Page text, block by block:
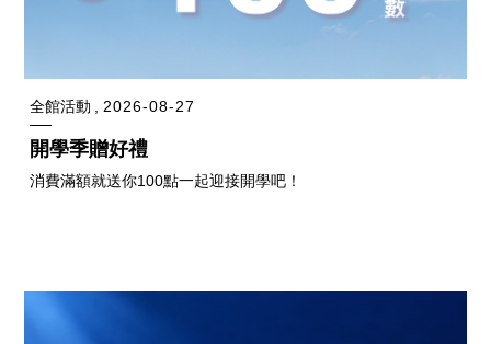
全館活動 2026-08-27
開學季贈好禮
消費滿額就送你100點一起迎接開學吧！